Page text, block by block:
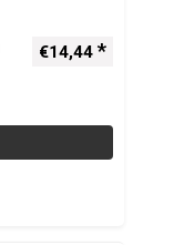
€14,44